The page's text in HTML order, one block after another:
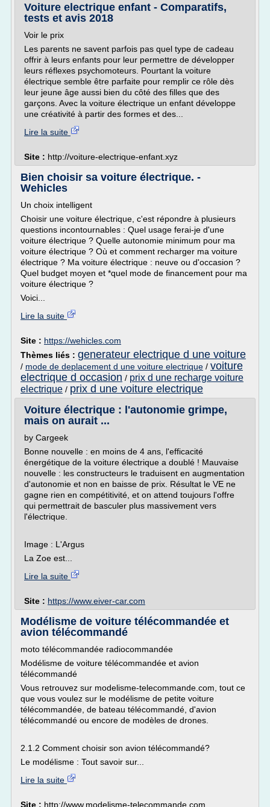
Voiture electrique enfant - Comparatifs,
tests et avis 2018
Voir le prix
Les parents ne savent parfois pas quel type de cadeau
offrir à leurs enfants pour leur permettre de développer
leurs réflexes psychomoteurs. Pourtant la voiture
électrique semble être parfaite pour remplir ce rôle dès
leur jeune âge aussi bien du côté des filles que des
garçons. Avec la voiture électrique un enfant développe
une créativité à partir des formes et des...
Lire la suite
Site : http://voiture-electrique-enfant.xyz
Bien choisir sa voiture électrique. -
Wehicles
Un choix intelligent
Choisir une voiture électrique, c'est répondre à plusieurs
questions incontournables : Quel usage ferai-je d'une
voiture électrique ? Quelle autonomie minimum pour ma
voiture électrique ? Où et comment recharger ma voiture
électrique ? Ma voiture électrique : neuve ou d'occasion ?
Quel budget moyen et *quel mode de financement pour ma
voiture électrique ?
Voici...
Lire la suite
Site : https://wehicles.com
Thèmes liés : generateur electrique d une voiture
/ mode de deplacement d une voiture electrique / voiture
electrique d occasion / prix d une recharge voiture
electrique / prix d une voiture electrique
Voiture électrique : l'autonomie grimpe,
mais on aurait ...
by Cargeek
Bonne nouvelle : en moins de 4 ans, l'efficacité
énergétique de la voiture électrique a doublé ! Mauvaise
nouvelle : les constructeurs le traduisent en augmentation
d'autonomie et non en baisse de prix. Résultat le VE ne
gagne rien en compétitivité, et on attend toujours l'offre
qui permettrait de basculer plus massivement vers
l'électrique.
Image : L'Argus
La Zoe est...
Lire la suite
Site : https://www.eiver-car.com
Modélisme de voiture télécommandée et
avion télécommandé
moto télécommandée radiocommandée
Modélisme de voiture télécommandée et avion
télécommandé
Vous retrouvez sur modelisme-telecommande.com, tout ce
que vous voulez sur le modélisme de petite voiture
télécommandée, de bateau télécommandé, d'avion
télécommandé ou encore de modèles de drones.
2.1.2 Comment choisir son avion télécommandé?
Le modélisme : Tout savoir sur...
Lire la suite
Site : http://www.modelisme-telecommande.com